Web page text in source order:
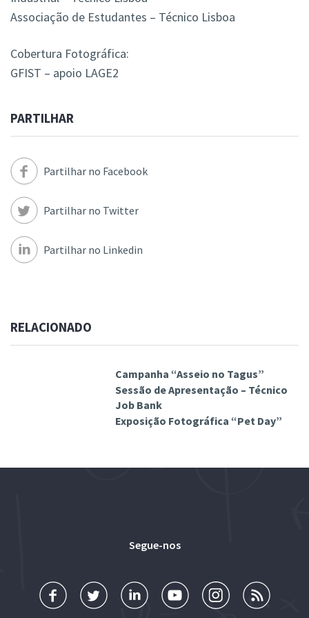
Associação de Estudantes – Técnico Lisboa
Cobertura Fotográfica:
GFIST – apoio LAGE2
PARTILHAR
Partilhar no Facebook
Partilhar no Twitter
Partilhar no Linkedin
RELACIONADO
Campanha “Asseio no Tagus”
Sessão de Apresentação – Técnico
Job Bank
Exposição Fotográfica “Pet Day”
Segue-nos